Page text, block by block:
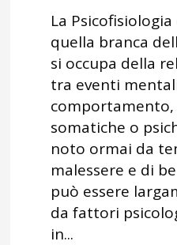
La
quella branca
si occupa della
tra eventi
somatiche o
noto ormai da
malessere e di
può essere
da fattori
in...